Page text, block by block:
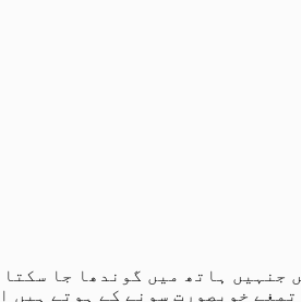
جنہیں ہاتھ میں گوندھا جا
تمغے خوبصورت سونے کے ہوتے ہیں